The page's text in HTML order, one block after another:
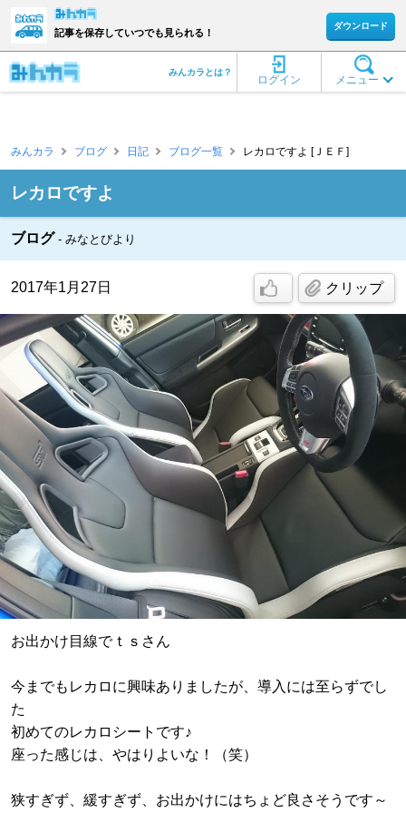
記事を保存していつでも見られる！
ダウンロード
メニュー
ログイン
みんカラとは？
みんカラ ブログ 日記 ブログ一覧 レカロですよ [ＪＥＦ]
レカロですよ
ブログ みなとびより
2017年1月27日 クリップ
お出かけ目線でｔｓさん
今までもレカロに興味ありましたが、導入には至らずでし
た
初めてのレカロシートです♪
座った感じは、やはりよいな！（笑）
狭すぎず、緩すぎず、お出かけにはちょど良さそうです～